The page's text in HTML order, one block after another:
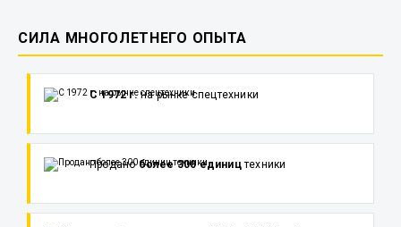
СИЛА МНОГОЛЕТНЕГО ОПЫТА
С 1972 г.на рынке спецтехники
Проданоболее 300 едиництехники